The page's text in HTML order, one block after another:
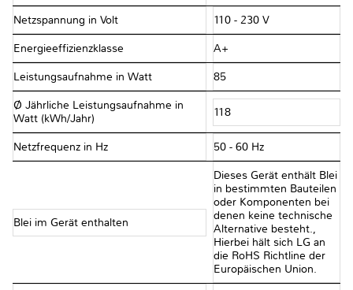
Netzspannung in Volt 110 - 230 V
Energieeffizienzklasse A+
Leistungsaufnahme in Watt 85
Ø Jährliche Leistungsaufnahme in
Watt (kWh/Jahr)
118
Netzfrequenz in Hz 50 - 60 Hz
Blei im Gerät enthalten
Dieses Gerät enthält Blei
in bestimmten Bauteilen
oder Komponenten bei
denen keine technische
Alternative besteht.,
Hierbei hält sich LG an
die RoHS Richtline der
Europäischen Union.